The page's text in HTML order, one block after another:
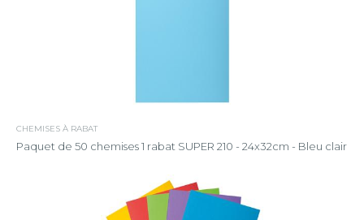
CHEMISES À RABAT
Paquet de 50 chemises 1 rabat SUPER 210 - 24x32cm - Bleu clair